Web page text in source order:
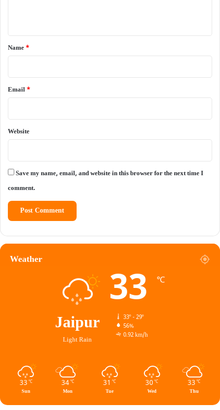
*
Name *
Email *
Website
Save my name, email, and website in this browser for the next time I
comment.
Weather
Jaipur
Light Rain
33 ℃
33º - 29º
56%
0.92 km/h
33 ℃
Sun
34 ℃
Mon
31 ℃
Tue
30 ℃
Wed
33 ℃
Thu